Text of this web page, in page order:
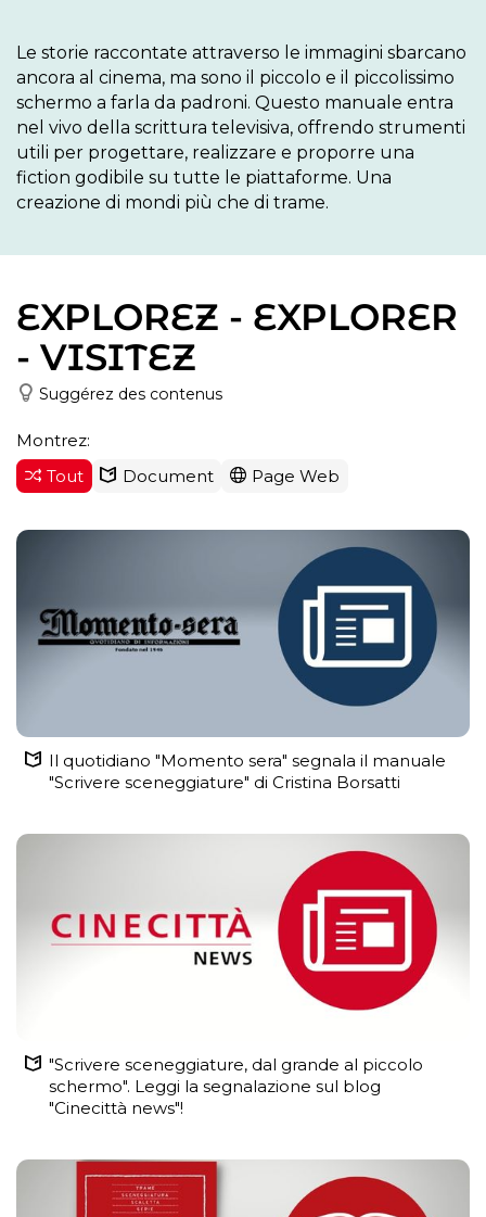
Le storie raccontate attraverso le immagini sbarcano
ancora al cinema, ma sono il piccolo e il piccolissimo
schermo a farla da padroni. Questo manuale entra
nel vivo della scrittura televisiva, offrendo strumenti
utili per progettare, realizzare e proporre una
fiction godibile su tutte le piattaforme. Una
creazione di mondi più che di trame.
EXPLOREZ - EXPLORER
- VISITEZ
Suggérez des contenus
Montrez:
Tout
Document Page Web
Il quotidiano "Momento sera" segnala il manuale
"Scrivere sceneggiature" di Cristina Borsatti
"Scrivere sceneggiature, dal grande al piccolo
schermo". Leggi la segnalazione sul blog
"Cinecittà news"!